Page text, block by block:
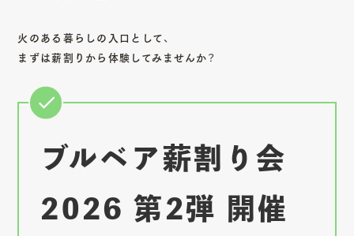
火のある暮らしの入口として、
まずは薪割りから体験してみませんか？
ブルベア薪割り会
2026 第2弾 開催